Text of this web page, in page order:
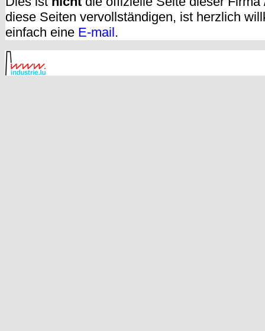
diese Seiten vervollständigen, ist herzlich
einfach eine E-mail.